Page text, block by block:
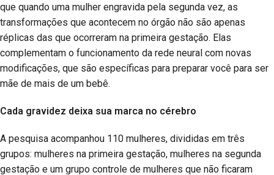
que quando uma mulher engravida pela segunda vez, as
transformações que acontecem no órgão não são apenas
réplicas das que ocorreram na primeira gestação. Elas
complementam o funcionamento da rede neural com novas
modificações, que são específicas para preparar você para ser
mãe de mais de um bebê.
Cada gravidez deixa sua marca no cérebro
A pesquisa acompanhou 110 mulheres, divididas em três
grupos: mulheres na primeira gestação, mulheres na segunda
gestação e um grupo controle de mulheres que não ficaram